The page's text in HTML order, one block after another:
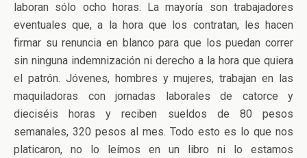
laboran sólo ocho horas. La mayoría son trabajadores
eventuales que, a la hora que los contratan, les hacen
firmar su renuncia en blanco para que los puedan correr
sin ninguna indemnización ni derecho a la hora que quiera
el patrón. Jóvenes, hombres y mujeres, trabajan en las
maquiladoras con jornadas laborales de catorce y
dieciséis horas y reciben sueldos de 80 pesos
semanales, 320 pesos al mes. Todo esto es lo que nos
platicaron, no lo leímos en un libro ni lo estamos